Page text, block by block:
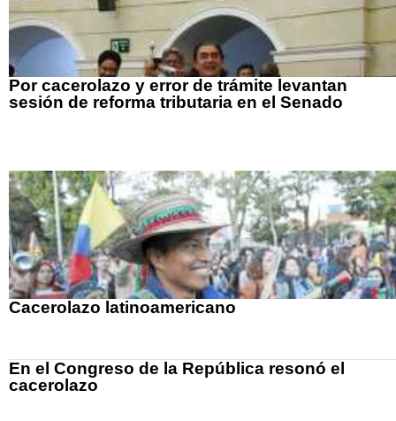
Por cacerolazo y error de trámite levantan
sesión de reforma tributaria en el Senado
Cacerolazo latinoamericano
En el Congreso de la República resonó el
cacerolazo